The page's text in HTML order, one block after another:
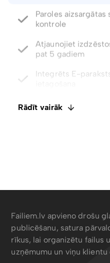
Rādīt vairāk
Atjaunojiet
pat 5 gadiem
Integrēts E-
ietagošana
Atspējot
Meklēt saturu,
Failiem.lv apvieno drošu
publicēšanu, satura
rīkus, lai organizētu failus
uzņēmumu un viņu klientu